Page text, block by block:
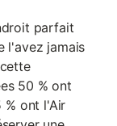
parfait
l'avez jamais
50 % ont
% ont l'Air